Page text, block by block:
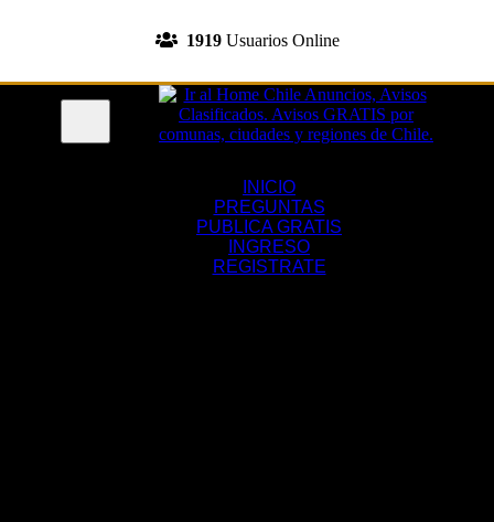
1919Usuarios Online
INICIO
PREGUNTAS
PUBLICA GRATIS
INGRESO
REGISTRATE